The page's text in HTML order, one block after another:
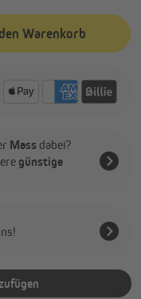
Wert ein oder
Warenkorb
Mass dabei?
günstige